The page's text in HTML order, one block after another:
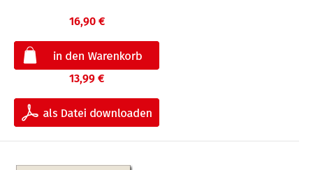
16,90 €
13,99 €